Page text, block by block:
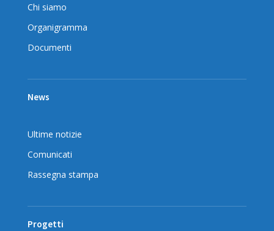
Chi siamo
Organigramma
Documenti
News
Ultime notizie
Comunicati
Rassegna stampa
Progetti